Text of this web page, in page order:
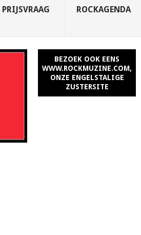
PRIJSVRAAG ROCKAGENDA
BEZOEK OOK EENS
WWW.ROCKMUZINE.COM,
ONZE ENGELSTALIGE
ZUSTERSITE